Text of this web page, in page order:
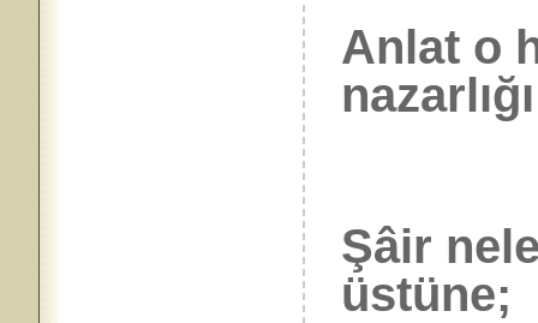
Anlat o
Şâir
üstüne;